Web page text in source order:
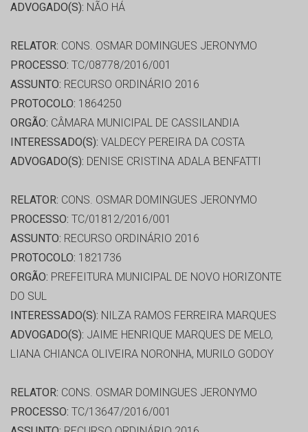
ADVOGADO(S): NÃO HÁ
RELATOR: CONS. OSMAR DOMINGUES JERONYMO
PROCESSO: TC/08778/2016/001
ASSUNTO: RECURSO ORDINÁRIO 2016
PROTOCOLO: 1864250
ORGÃO: CÂMARA MUNICIPAL DE CASSILANDIA
INTERESSADO(S): VALDECY PEREIRA DA COSTA
ADVOGADO(S): DENISE CRISTINA ADALA BENFATTI
RELATOR: CONS. OSMAR DOMINGUES JERONYMO
PROCESSO: TC/01812/2016/001
ASSUNTO: RECURSO ORDINÁRIO 2016
PROTOCOLO: 1821736
ORGÃO: PREFEITURA MUNICIPAL DE NOVO HORIZONTE
DO SUL
INTERESSADO(S): NILZA RAMOS FERREIRA MARQUES
ADVOGADO(S): JAIME HENRIQUE MARQUES DE MELO,
LIANA CHIANCA OLIVEIRA NORONHA, MURILO GODOY
RELATOR: CONS. OSMAR DOMINGUES JERONYMO
PROCESSO: TC/13647/2016/001